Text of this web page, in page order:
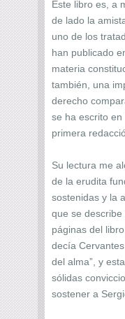
Este libro es, a
de lado la
uno de los
han publicado
materia
también, una
derecho
se ha escrito
primera
Su lectura me
de la erudita
sostenidas y la
que se
páginas del
decía
del alma”, y
sólidas
sostener a